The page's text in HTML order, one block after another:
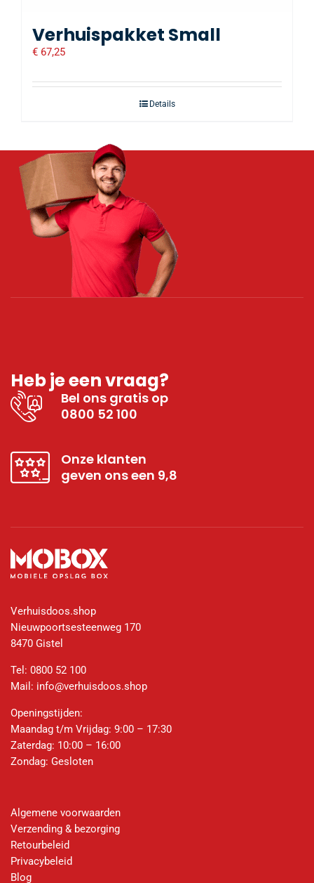
Verhuispakket Small
€ 67,25
Details
Heb je een vraag?
Bel ons gratis op
0800 52 100
Onze klanten
geven ons een 9,8
Verhuisdoos.shop
Nieuwpoortsesteenweg 170
8470 Gistel
Tel: 0800 52 100
Mail: info@verhuisdoos.shop
Openingstijden:
Maandag t/m Vrijdag: 9:00 – 17:30
Zaterdag: 10:00 – 16:00
Zondag: Gesloten
Algemene voorwaarden
Verzending & bezorging
Retourbeleid
Privacybeleid
Blog